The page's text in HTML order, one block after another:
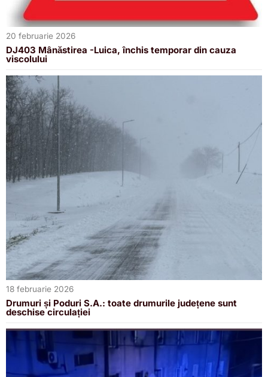
20 februarie 2026
DJ403 Mânăstirea -Luica, închis temporar din cauza
viscolului
18 februarie 2026
Drumuri și Poduri S.A.: toate drumurile județene sunt
deschise circulației